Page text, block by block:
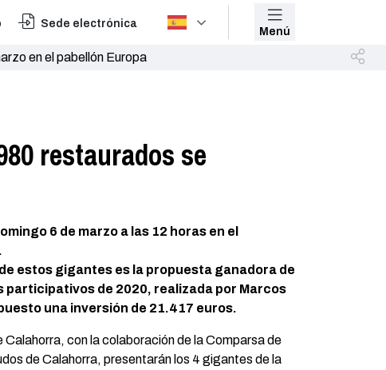
Sede electrónica
Menú
en el pabellón Europa
restaurados se
6 de marzo a las 12 horas en el
estos gigantes es la propuesta ganadora de
participativos de 2020, realizada por Marcos
una inversión de 21.417 euros.
Calahorra, con la colaboración de la Comparsa de
de Calahorra, presentarán los 4 gigantes de la